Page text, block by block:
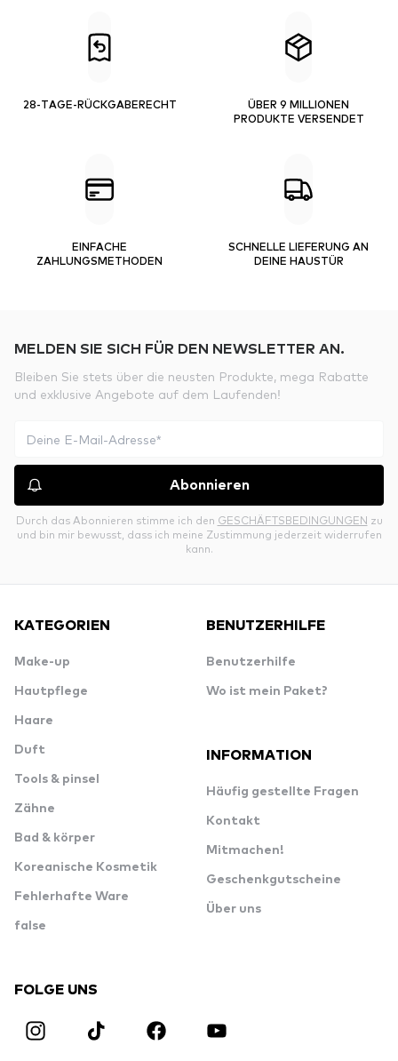
28-TAGE-RÜCKGABERECHT
ÜBER 9 MILLIONEN
PRODUKTE VERSENDET
EINFACHE
ZAHLUNGSMETHODEN
SCHNELLE LIEFERUNG AN
DEINE HAUSTÜR
MELDEN SIE SICH FÜR DEN NEWSLETTER AN.
Bleiben Sie stets über die neusten Produkte, mega Rabatte
und exklusive Angebote auf dem Laufenden!
Abonnieren
Durch das Abonnieren stimme ich den GESCHÄFTSBEDINGUNGEN zu
und bin mir bewusst, dass ich meine Zustimmung jederzeit widerrufen
kann.
KATEGORIEN
Make-up
Hautpflege
Haare
Duft
Tools & pinsel
Zähne
Bad & körper
Koreanische Kosmetik
Fehlerhafte Ware
false
BENUTZERHILFE
Benutzerhilfe
Wo ist mein Paket?
INFORMATION
Häufig gestellte Fragen
Kontakt
Mitmachen!
Geschenkgutscheine
Über uns
FOLGE UNS